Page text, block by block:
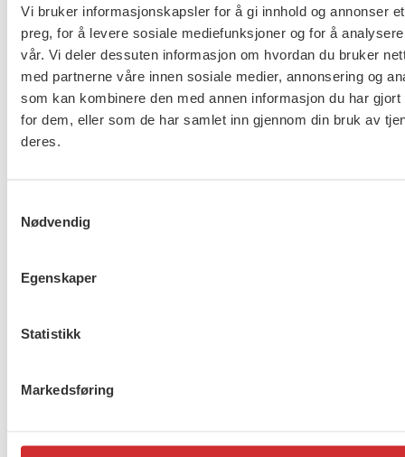
Vi bruker informasjonskapsler for å gi innhold og annonser
preg, for å levere sosiale mediefunksjoner og for å
vår. Vi deler dessuten informasjon om hvordan du bruker
med partnerne våre innen sosiale medier, annonsering og
som kan kombinere den med annen informasjon du har gjort
for dem, eller som de har samlet inn gjennom din bruk av
deres.
Nødvendig
Egenskaper
Statistikk
Markedsføring
ekstremisme. Vi står opp for demokratiet og for
menneskeverdet. Femten år etter 22. juli 2011 er
dette fortsatt vårt felles ansvar. Aldri tie, aldri
glemme.
Uttalelser fra landsstyret
på